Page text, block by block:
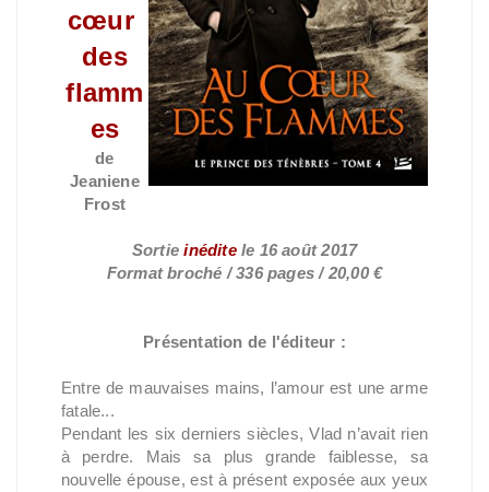
cœur
des
flamm
es
de
Jeaniene
Frost
Sortieinéditele 16 août 2017
Format broché / 336 pages / 20,00 €
Présentation de l'éditeur :
Entre de mauvaises mains, l’amour est une arme
fatale...
Pendant les six derniers siècles, Vlad n’avait rien
à perdre. Mais sa plus grande faiblesse, sa
nouvelle épouse, est à présent exposée aux yeux